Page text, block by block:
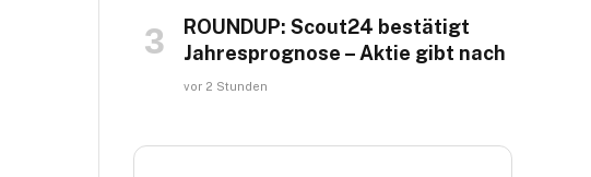
ROUNDUP: Scout24 bestätigt
Jahresprognose – Aktie gibt nach
vor 2 Stunden